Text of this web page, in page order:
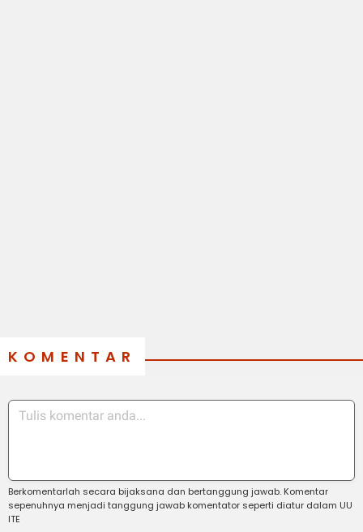
KOMENTAR
Berkomentarlah secara bijaksana dan bertanggung jawab. Komentar
sepenuhnya menjadi tanggung jawab komentator seperti diatur dalam UU
ITE